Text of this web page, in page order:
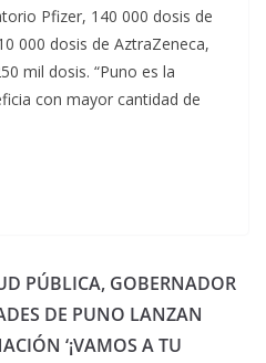
Pfizer, 140 000 dosis de
000 dosis de AztraZeneca,
mil dosis. “Puno es la
con mayor cantidad de
PÚBLICA, GOBERNADOR
DE PUNO LANZAN
‘¡VAMOS A TU